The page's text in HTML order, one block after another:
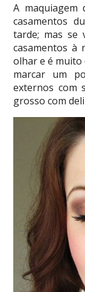
A
casamentos
tarde; mas se
casamentos à
olhar e é muito
marcar um
externos com
grosso com